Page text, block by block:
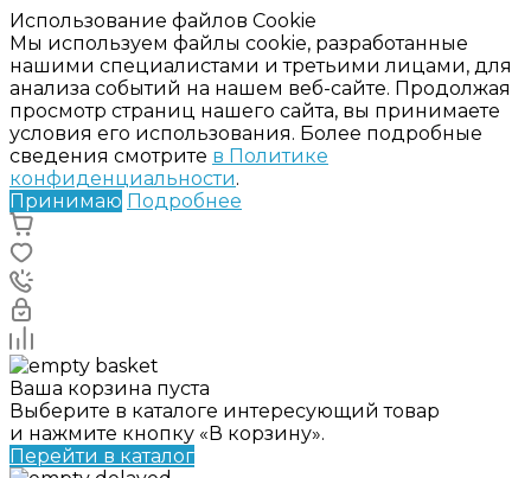
Использование файлов Cookie
Мы используем файлы cookie, разработанные
нашими специалистами и третьими лицами, для
анализа событий на нашем веб-сайте. Продолжая
просмотр страниц нашего сайта, вы принимаете
условия его использования. Более подробные
сведения смотрите в Политике
конфиденциальности.
Принимаю Подробнее
Ваша корзина пуста
Выберите в каталоге интересующий товар
и нажмите кнопку «В корзину».
Перейти в каталог